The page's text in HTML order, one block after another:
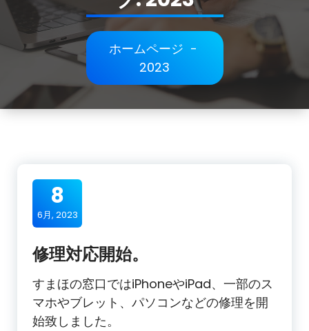
ッ
ホームページ -
2023
8
6月, 2023
修理対応開始。
すまほの窓口ではiPhoneやiPad、一部のス
マホやブレット、パソコンなどの修理を開
始致しました。